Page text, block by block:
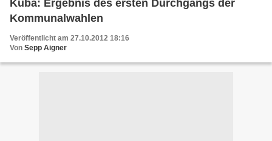
Kuba: Ergebnis des ersten Durchgangs der
Kommunalwahlen
Veröffentlicht am 27.10.2012 18:16
Von Sepp Aigner